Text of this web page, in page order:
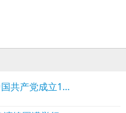
泸州市新阶代表人士开展庆祝中国共产党成立105周年、纪念长征胜利90周年主题活动暨“走进重大工程、重